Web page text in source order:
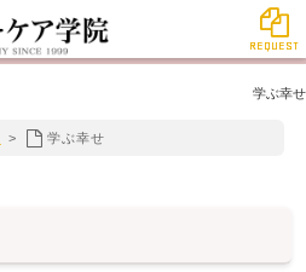
学ぶ幸せ
> 学ぶ幸せ
REQUEST